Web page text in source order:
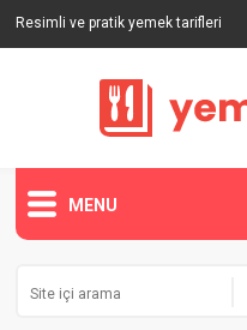
Resimli ve pratik yemek tarifleri
MENU